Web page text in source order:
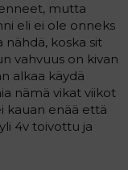
mutta
eli ei ole onneks
nähdä, koska sit
vahvuus on kivan
alkaa käydä
nämä vikat viikot
kauan enää että
4v toivottu ja